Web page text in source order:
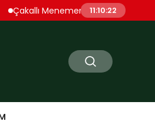
Menemeni Denince Öne
11:10:23